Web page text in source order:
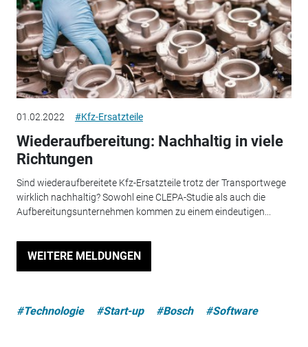
01.02.2022 #Kfz-Ersatzteile
Wiederaufbereitung: Nachhaltig in viele
Richtungen
Sind wiederaufbereitete Kfz-Ersatzteile trotz der Transportwege
wirklich nachhaltig? Sowohl eine CLEPA-Studie als auch die
Aufbereitungsunternehmen kommen zu einem eindeutigen...
WEITERE MELDUNGEN
#Technologie #Start-up #Bosch #Software